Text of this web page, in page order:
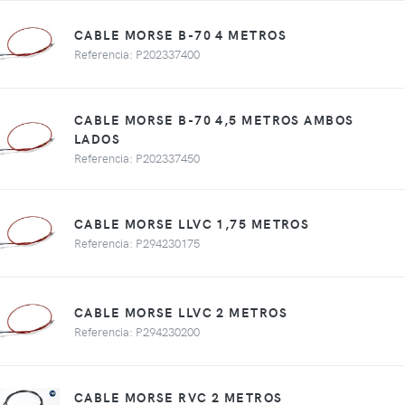
CABLE MORSE B-70 4 METROS
Referencia: P202337400
CABLE MORSE B-70 4,5 METROS AMBOS
LADOS
Referencia: P202337450
CABLE MORSE LLVC 1,75 METROS
Referencia: P294230175
CABLE MORSE LLVC 2 METROS
Referencia: P294230200
CABLE MORSE RVC 2 METROS